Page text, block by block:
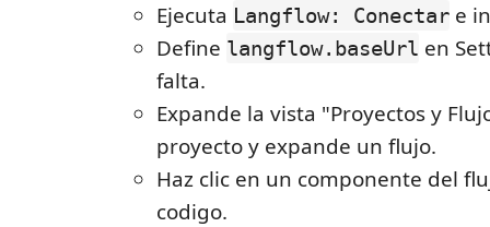
Ejecuta Langflow: Conectar e
Define langflow.baseUrl en
falta.
Expande la vista "Proyectos y
proyecto y expande un flujo.
Haz clic en un componente del
codigo.